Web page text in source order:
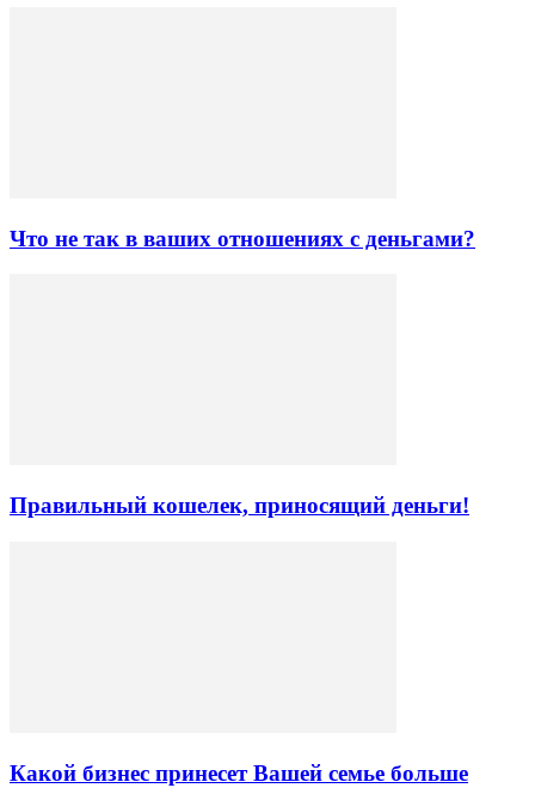
Что не так в ваших отношениях с деньгами?
Правильный кошелек, приносящий деньги!
Какой бизнес принесет Вашей семье больше